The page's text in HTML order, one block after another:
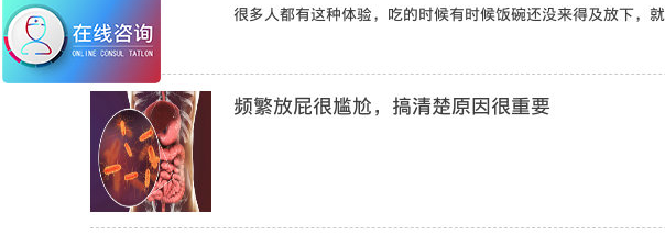
很多人都有这种体验，吃的时候有时候饭碗还没来得及放下，
频繁放屁很尴尬，搞清楚原因很重要